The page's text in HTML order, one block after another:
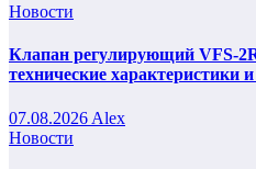
Новости
Клапан регулирующий VFS-
технические характеристики
07.08.2026 Alex
Новости